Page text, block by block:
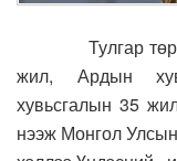
Тулгар
жил, Ардын
хувьсгалын 35
нээж Монгол